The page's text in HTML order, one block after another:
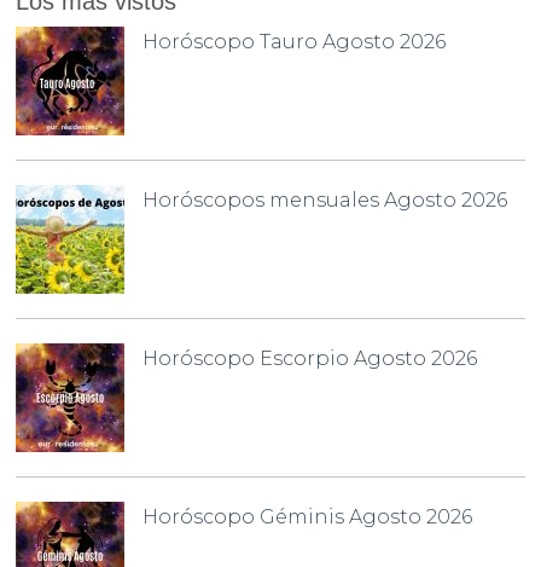
Horóscopo Tauro Agosto 2026
Horóscopos mensuales Agosto 2026
Horóscopo Escorpio Agosto 2026
Horóscopo Géminis Agosto 2026